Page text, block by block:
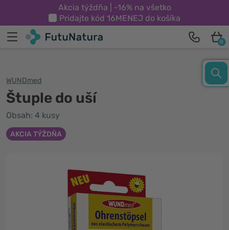
Akcia týždňa | -16% na všetko
Pridajte kód 16MENEJ do košíka
0
WUNDmed
Štuple do uší
Obsah: 4 kusy
AKCIA TÝŽDŇA